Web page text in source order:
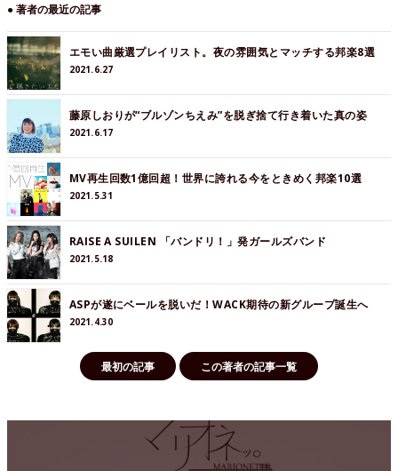
● 著者の最近の記事
エモい曲厳選プレイリスト。夜の雰囲気とマッチする邦楽8選
2021.6.27
藤原しおりが“ブルゾンちえみ”を脱ぎ捨て行き着いた真の姿
2021.6.17
MV再生回数1億回超！世界に誇れる今をときめく邦楽10選
2021.5.31
RAISE A SUILEN 「バンドリ！」発ガールズバンド
2021.5.18
ASPが遂にベールを脱いだ！WACK期待の新グループ誕生へ
2021.4.30
最初の記事 この著者の記事一覧